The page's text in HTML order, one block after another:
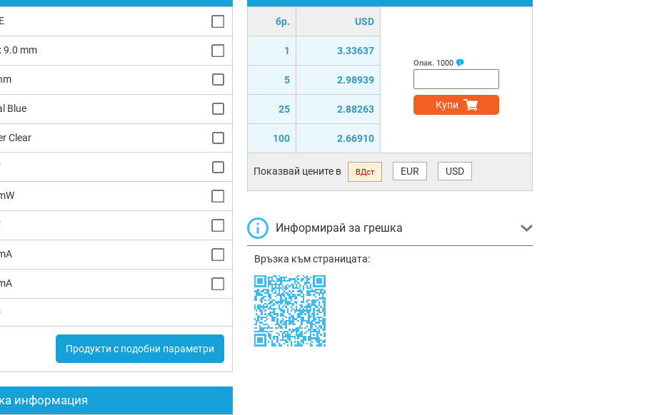
9.0 mm
Blue
Clear
Продукти с подобни параметри
информация
бр. USD
1 3.33637
5 2.98939
25 2.88263
100 2.66910
Опак. 1000
Купи
Показвай цените в ВДст EUR USD
Информирай за грешка
Връзка към страницата: